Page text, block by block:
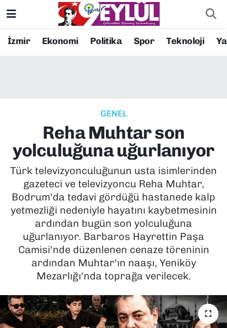
İzmir Ekonomi Politika Spor Teknoloji
GENEL
Reha Muhtar son
yolculuğuna uğurlanıyor
Türk televizyonculuğunun usta isimlerinden
gazeteci ve televizyoncu Reha Muhtar,
Bodrum'da tedavi gördüğü hastanede kalp
yetmezliği nedeniyle hayatını kaybetmesinin
ardından bugün son yolculuğuna
uğurlanıyor. Barbaros Hayrettin Paşa
Camisi'nde düzenlenen cenaze töreninin
ardından Muhtar'ın naaşı, Yeniköy
Mezarlığı'nda toprağa verilecek.
Resmi İlanlar
EKONOMİ
KÜLTÜR SANAT
MAGAZİN
POLİTİKA
SAĞLIK
SPOR
TEKNOLOJİ
YAŞAM
Konak Nöbetçi Eczaneler
Süper Lig Puan Durumu ve Fikstür
Tüm Manşetler
Son Dakika Haberleri
Haber Arşivi